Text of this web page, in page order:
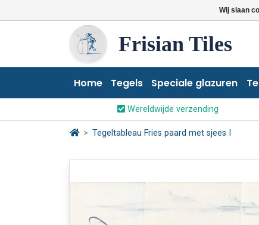
Wij slaan
Frisian Tiles
Home Tegels Speciale glazuren
Wereldwijde verzending
Tegeltableau Fries paard met sjees I